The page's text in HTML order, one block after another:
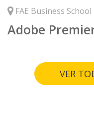
FAE Business School
Adobe
VER